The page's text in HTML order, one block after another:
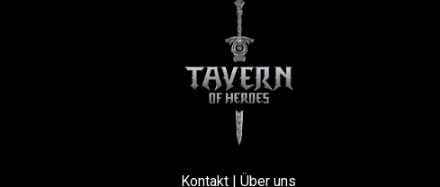
Kontakt | Über uns